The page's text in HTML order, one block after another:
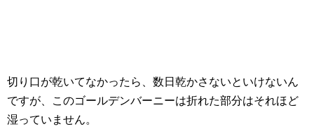
切り口が乾いてなかったら、数日乾かさないといけないん
ですが、このゴールデンバーニーは折れた部分はそれほど
湿っていません。